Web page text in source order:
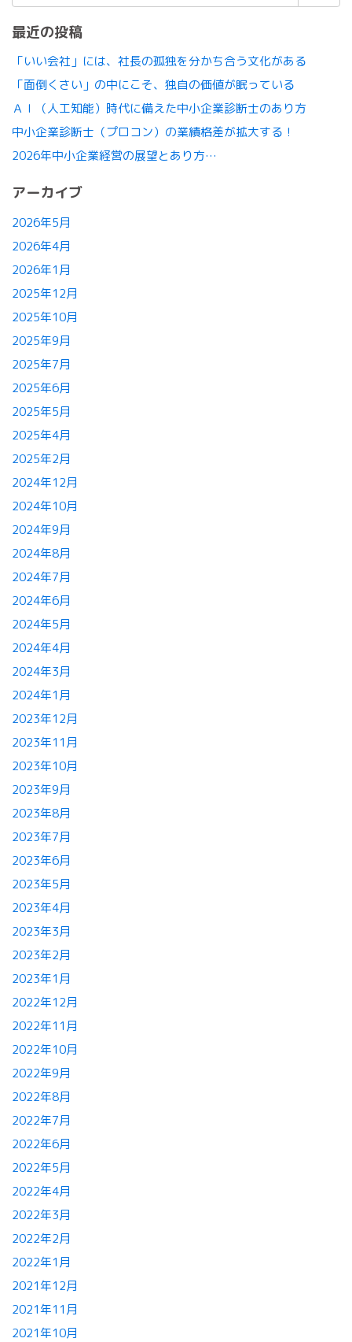
最近の投稿
「いい会社」には、社長の孤独を分かち合う文化がある
「面倒くさい」の中にこそ、独自の価値が眠っている
ＡＩ（人工知能）時代に備えた中小企業診断士のあり方
中小企業診断士（プロコン）の業績格差が拡大する！
2026年中小企業経営の展望とあり方…
アーカイブ
2026年5月
2026年4月
2026年1月
2025年12月
2025年10月
2025年9月
2025年7月
2025年6月
2025年5月
2025年4月
2025年2月
2024年12月
2024年10月
2024年9月
2024年8月
2024年7月
2024年6月
2024年5月
2024年4月
2024年3月
2024年1月
2023年12月
2023年11月
2023年10月
2023年9月
2023年8月
2023年7月
2023年6月
2023年5月
2023年4月
2023年3月
2023年2月
2023年1月
2022年12月
2022年11月
2022年10月
2022年9月
2022年8月
2022年7月
2022年6月
2022年5月
2022年4月
2022年3月
2022年2月
2022年1月
2021年12月
2021年11月
2021年10月